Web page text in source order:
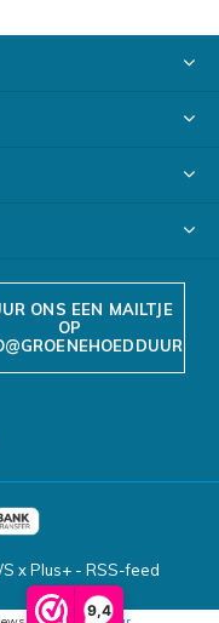
9,4
ONS EEN MAILTJE
OP
xPlus+ - RSS-feed